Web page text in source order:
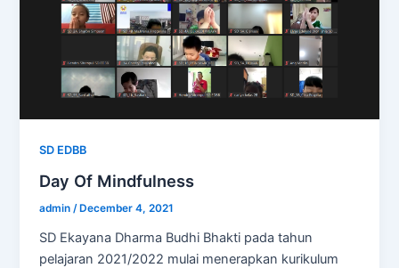
SD EDBB
Day Of Mindfulness
admin/ December 4, 2021
SD Ekayana Dharma Budhi Bhakti pada tahun
pelajaran 2021/2022 mulai menerapkan kurikulum